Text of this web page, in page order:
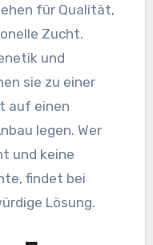
für Qualität,
Zucht.
und
sie zu einer
auf einen
legen. Wer
und keine
findet bei
Lösung.